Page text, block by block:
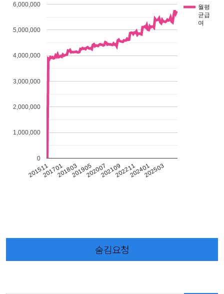
월평
균급
여
201511201701201803201905202007202109202211202401202503
0
1,000,000
2,000,000
3,000,000
4,000,000
5,000,000
6,000,000
숨김요청